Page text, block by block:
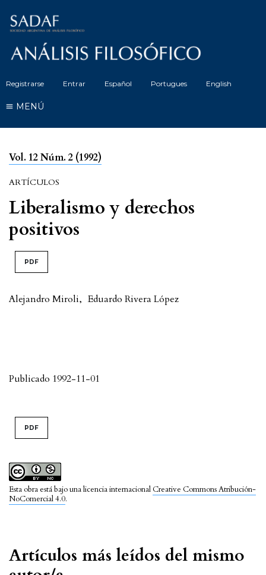
Registrarse Entrar Español Portugues English
MENÚ
Vol. 12 Núm. 2 (1992)
ARTÍCULOS
Liberalismo y derechos
positivos
PDF
Alejandro Miroli, Eduardo Rivera López
Publicado 1992-11-01
Esta obra está bajo una licencia internacional Creative Commons Atribución-
NoComercial 4.0.
PDF
Artículos más leídos del mismo